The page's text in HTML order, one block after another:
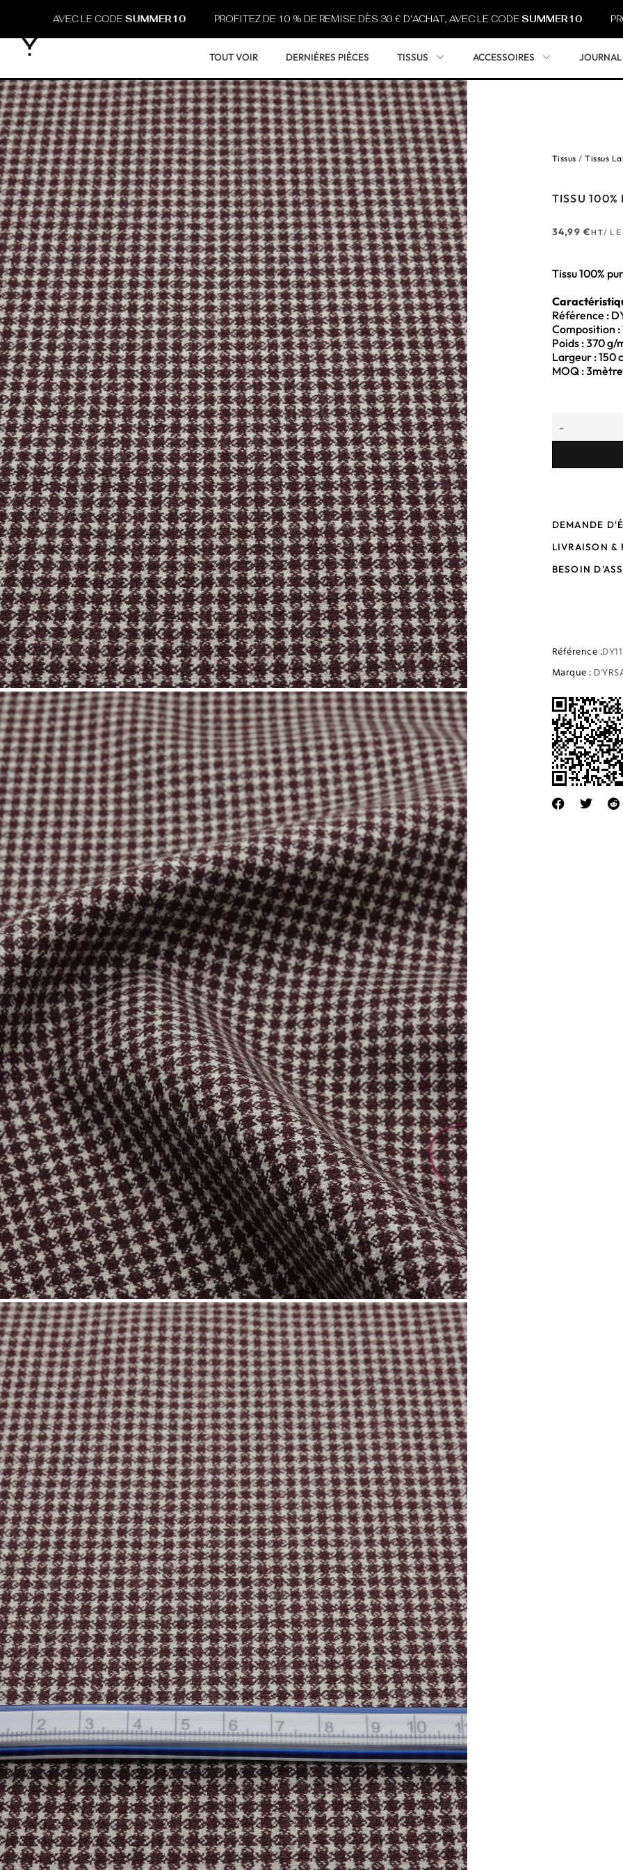
AVEC LE CODESUMMER10 PROFITEZ DE 10 % DE REMISE DÈS 30 € D'ACHAT, AVEC LE CODESUMMER10 PROFITEZ
TOUT VOIR DERNIÈRES PIÈCES TISSUS ACCESSOIRES JOURNAL
Tissus /Tissus
TISSU 100%
34,99€HT/ LE
Tissu 100%
Référence :
Composition :
Poids : 370 g/
Largeur : 150
MOQ :
-
DEMANDE
LIVRAISON &
BESOIN
Référence :
Marque :